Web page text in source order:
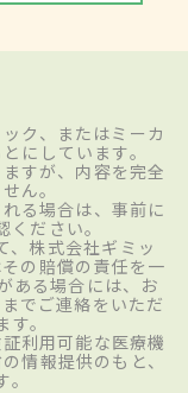
ク、またはミーカ
にしています。
すが、内容を完全
ん。
る場合は、事前に
ださい。
、株式会社ギミッ
の賠償の責任を一
ある場合には、お
でご連絡をいただ
。
利用可能な医療機
情報提供のもと、